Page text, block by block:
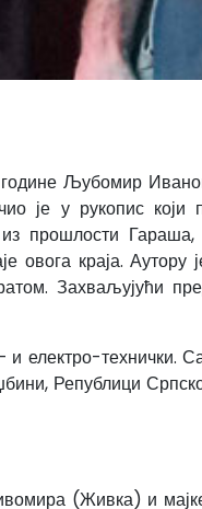
Љубомир
је у рукопис
из прошлости
овога краја.
Захваљујући
електро-технички.
Републици
(Живка) и